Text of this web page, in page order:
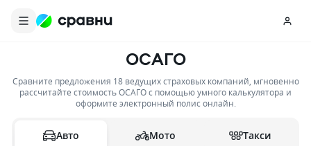
ОСАГО
Сравните предложения 18 ведущих страховых компаний, мгновенно
рассчитайте стоимость ОСАГО с помощью умного калькулятора и
оформите электронный полис онлайн.
Авто Мото Такси